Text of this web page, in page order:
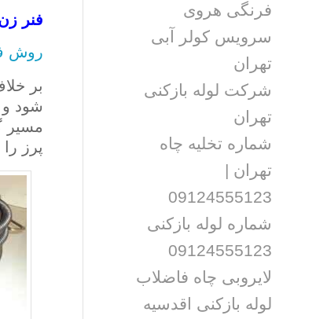
فنر
روش
بر
شود
مسیر
پرز
فرنگی هروی
سرویس کولر آبی
تهران
شرکت لوله بازکنی
تهران
شماره تخلیه چاه
تهران |
09124555123
شماره لوله بازکنی
09124555123
لایروبی چاه فاضلاب
لوله بازکنی اقدسیه